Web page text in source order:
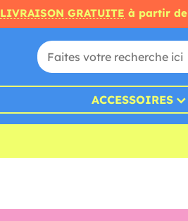
LIVRAISON GRATUITE à partir de
ACCESSOIRES